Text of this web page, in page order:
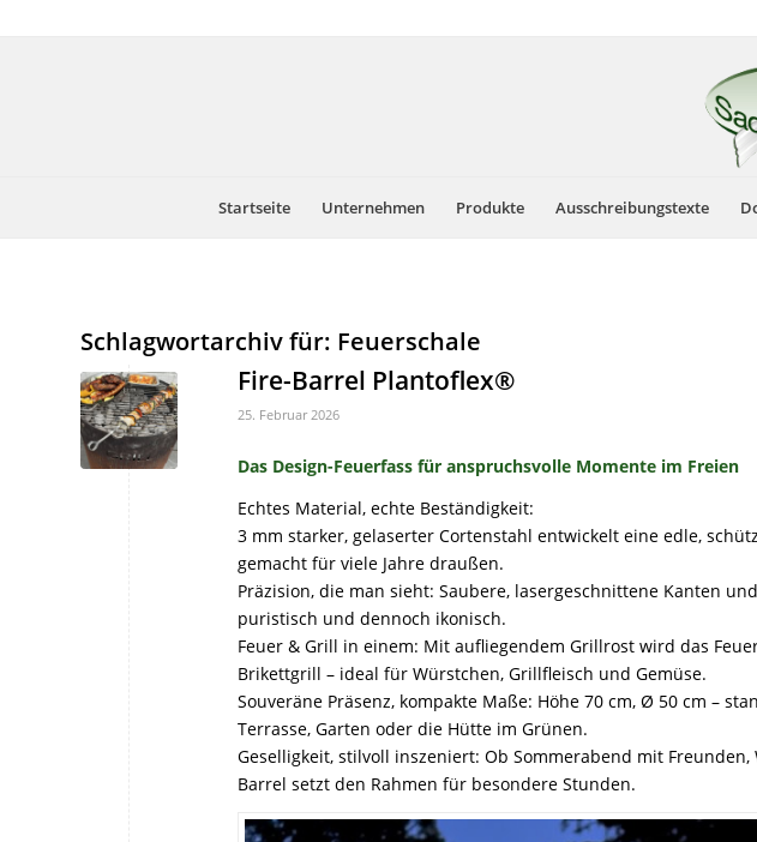
Startseite Unternehmen Produkte Ausschreibungstexte
Schlagwortarchiv für: Feuerschale
Fire-Barrel Plantoflex®
25. Februar 2026
Das Design-Feuerfass für anspruchsvolle Momente im Freien
Echtes Material, echte Beständigkeit:
3 mm starker, gelaserter Cortenstahl entwickelt eine edle,
gemacht für viele Jahre draußen.
Präzision, die man sieht: Saubere, lasergeschnittene Kanten
puristisch und dennoch ikonisch.
Feuer & Grill in einem: Mit aufliegendem Grillrost wird das
Brikettgrill – ideal für Würstchen, Grillfleisch und Gemüse.
Souveräne Präsenz, kompakte Maße: Höhe 70 cm, Ø 50 cm –
Terrasse, Garten oder die Hütte im Grünen.
Geselligkeit, stilvoll inszeniert: Ob Sommerabend mit Freunden,
Barrel setzt den Rahmen für besondere Stunden.